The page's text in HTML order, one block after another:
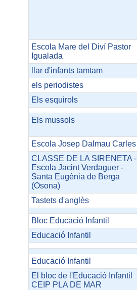
Escola Mare del Diví Pastor
Igualada
llar d'infants tamtam
els periodistes
Els esquirols
Els mussols
Escola Josep Dalmau Carles
CLASSE DE LA SIRENETA -
Escola Jacint Verdaguer -
Santa Eugènia de Berga
(Osona)
Tastets d'anglès
Bloc Educació Infantil
Educació Infantil
Educació Infantil
El bloc de l'Educació Infantil
CEIP PLA DE MAR